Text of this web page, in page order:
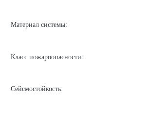
Материал системы:
Класс пожароопасности:
Сейсмостойкость: